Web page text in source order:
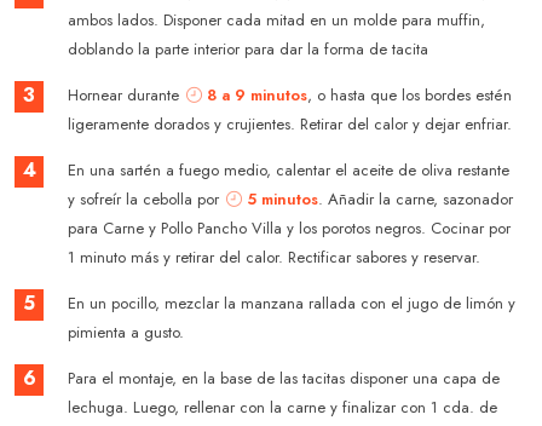
ambos lados. Disponer cada mitad en un molde para muffin,
doblando la parte interior para dar la forma de tacita
3 Hornear durante 8 a 9 minutos, o hasta que los bordes estén
ligeramente dorados y crujientes. Retirar del calor y dejar enfriar.
4
En una sartén a fuego medio, calentar el aceite de oliva restante
y sofreír la cebolla por
5 minutos. Añadir la carne, sazonador
para Carne y Pollo Pancho Villa y los porotos negros. Cocinar por
1 minuto más y retirar del calor. Rectificar sabores y reservar.
5
En un pocillo, mezclar la manzana rallada con el jugo de limón y
pimienta a gusto.
6
Para el montaje, en la base de las tacitas disponer una capa de
lechuga. Luego, rellenar con la carne y finalizar con 1 cda. de